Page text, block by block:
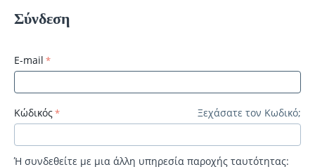
Σύνδεση
E-mail
Κώδικός Ξεχάσατε τον Κωδικό;
Ή συνδεθείτε με μια άλλη υπηρεσία παροχής ταυτότητας: